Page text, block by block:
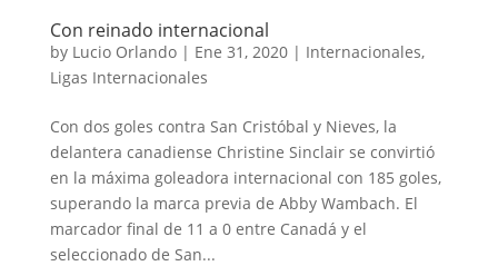
Con reinado internacional
by Lucio Orlando| Ene 31, 2020| Internacionales,
Ligas Internacionales
Con dos goles contra San Cristóbal y Nieves, la
delantera canadiense Christine Sinclair se convirtió
en la máxima goleadora internacional con 185 goles,
superando la marca previa de Abby Wambach. El
marcador final de 11 a 0 entre Canadá y el
seleccionado de San...